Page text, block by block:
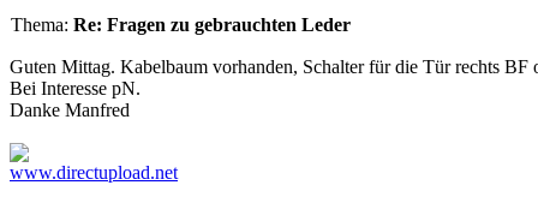
Thema: Re: Fragen zu gebrauchten Leder
Guten Mittag. Kabelbaum vorhanden, Schalter für die Tür rechts BF
Bei Interesse pN.
Danke Manfred